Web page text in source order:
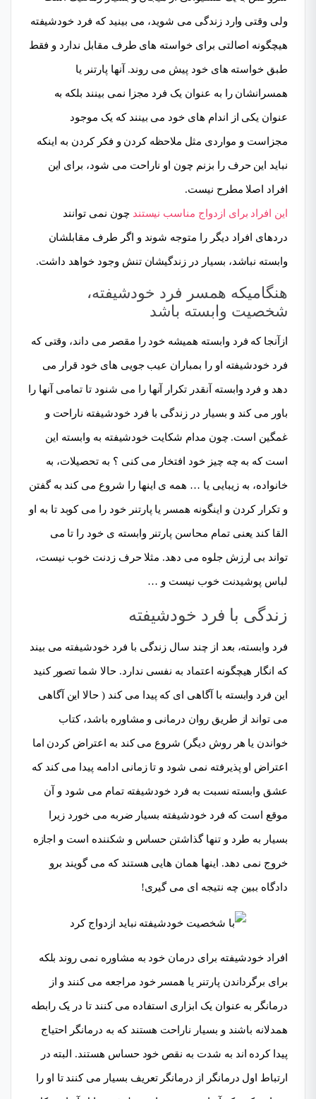
ولی وقتی وارد زندگی می شوید، می بینید که فرد خودشیفته
هیچگونه اصالتی برای خواسته های طرف مقابل ندارد و فقط
طبق خواسته های خود پیش می روند. آنها پارتنر یا
همسرانشان را به عنوان یک فرد مجزا نمی بینند بلکه به
عنوان یکی از اندام های خود می بینند که یک موجود
مجزاست و مواردی مثل ملاحظه کردن و فکر کردن به اینکه
نباید این حرف را بزنم چون او ناراحت می شود، برای این
افراد اصلا مطرح نیست.
این افراد برای ازدواج مناسب نیستند چون نمی توانند
دردهای افراد دیگر را متوجه شوند و اگر طرف مقابلشان
وابسته نباشد، بسیار در زندگیشان تنش وجود خواهد داشت.
هنگامیکه همسر فرد خودشیفته،
شخصیت وابسته باشد
ازآنجا که فرد وابسته همیشه خود را مقصر می داند، وقتی که
فرد خودشیفته او را بمباران عیب جویی های خود قرار می
دهد و فرد وابسته آنقدر تکرار آنها را می شنود تا تمامی آنها را
باور می کند و بسیار در زندگی با فرد خودشیفته ناراحت و
غمگین است. چون مدام شکایت خودشیفته به وابسته این
است که به چه چیز خود افتخار می کنی ؟ به تحصیلات، به
خانواده، به زیبایی یا … همه ی اینها را شروع می کند به گفتن
و تکرار کردن و اینگونه همسر یا پارتنر خود را می کوبد تا به او
القا کند یعنی تمام محاسن پارتنر وابسته ی خود را تا می
تواند بی ارزش جلوه می دهد. مثلا حرف زدنت خوب نیست،
لباس پوشیدنت خوب نیست و …
زندگی با فرد خودشیفته
فرد وابسته، بعد از چند سال زندگی با فرد خودشیفته می بیند
که انگار هیچگونه اعتماد به نفسی ندارد. حالا شما تصور کنید
این فرد وابسته با آگاهی ای که پیدا می کند ( حالا این آگاهی
می تواند از طریق روان درمانی و مشاوره باشد، کتاب
خواندن یا هر روش دیگر) شروع می کند به اعتراض کردن اما
اعتراض او پذیرفته نمی شود و تا زمانی ادامه پیدا می کند که
عشق وابسته نسبت به فرد خودشیفته تمام می شود و آن
موقع است که فرد خودشیفته بسیار ضربه می خورد زیرا
بسیار به طرد و تنها گذاشتن حساس و شکننده است و اجازه
خروج نمی دهد. اینها همان هایی هستند که می گویند برو
دادگاه ببین چه نتیجه ای می گیری!
افراد خودشیفته برای درمان خود به مشاوره نمی روند بلکه
برای برگرداندن پارتنر یا همسر خود مراجعه می کنند و از
درمانگر به عنوان یک ابزاری استفاده می کنند تا در یک رابطه
همدلانه باشند و بسیار ناراحت هستند که به درمانگر احتیاج
پیدا کرده اند به شدت به نقص خود حساس هستند. البته در
ارتباط اول درمانگر از درمانگر تعریف بسیار می کنند تا او را